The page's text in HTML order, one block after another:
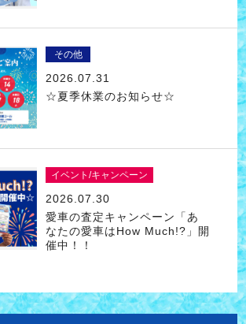
その他
2026.07.31
☆夏季休業のお知らせ☆
イベント/キャンペーン
2026.07.30
愛車の査定キャンペーン「あ
なたの愛車はHow Much!?」開
催中！！